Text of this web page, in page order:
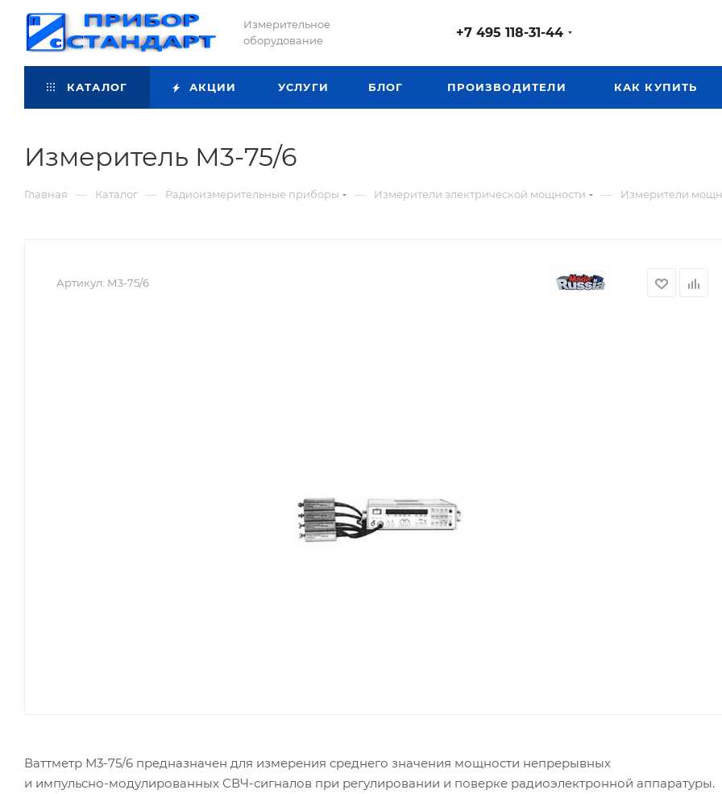
Измерительное
оборудование
+7 495 118-31-44
КАТАЛОГ АКЦИИ УСЛУГИ БЛОГ ПРОИЗВОДИТЕЛИ КАК КУПИТЬ
Измеритель М3-75/6
Главная — Каталог — Радиоизмерительные приборы — Измерители электрической мощности — Измерители
Артикул: М3-75/6
Ваттметр М3-75/6 предназначен для измерения среднего значения мощности непрерывных
и импульсно-модулированных СВЧ-сигналов при регулировании и поверке радиоэлектронной аппаратуры.